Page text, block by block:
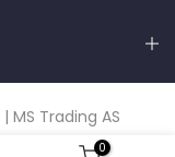
| MS Trading AS
0